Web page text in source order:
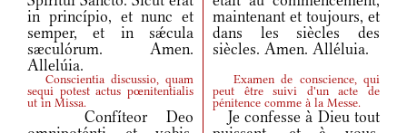
in princípio, et nunc et
semper, et in sǽcula
sæculórum. Amen.
Allelúia.
maintenant et toujours, et
dans les siècles des
siècles. Amen. Alléluia.
Conscientia discussio, quam
sequi potest actus pœnitentialis
ut in Missa.
Examen de conscience, qui
peut être suivi d'un acte de
pénitence comme à la Messe.
Confíteor Deo
Je confesse à Dieu tout